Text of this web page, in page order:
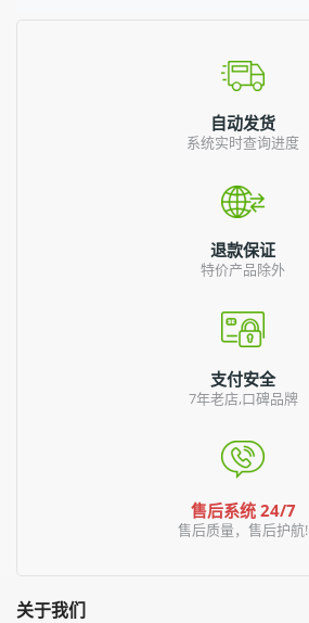
自动发货
系统实时查询进度
退款保证
特价产品除外
支付安全
7年老店,口碑品牌
售后系统 24/7
售后质量，售后护航!
关于我们